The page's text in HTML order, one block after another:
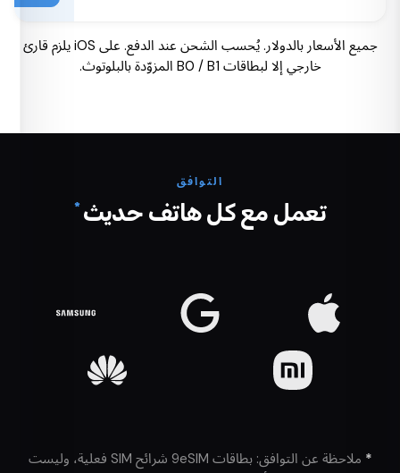
جميع الأسعار بالدولار. يُحسب الشحن عند الدفع. على iOS يلزم قارئ
خارجي إلا لبطاقات B0 / B1 المزوّدة بالبلوتوث.
التوافق
تعمل مع كل هاتف حديث *
*
ملاحظة عن التوافق: بطاقات 9eSIM شرائح SIM فعلية، وليست